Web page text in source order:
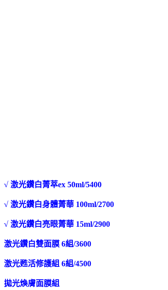
√ 激光鑽白菁萃ex 50ml/5400
√ 激光鑽白身體菁華 100ml/2700
√ 激光鑽白亮眼菁華 15ml/2900
激光鑽白雙面膜 6組/3600
激光甦活修護組 6組/4500
拋光煥膚面膜組